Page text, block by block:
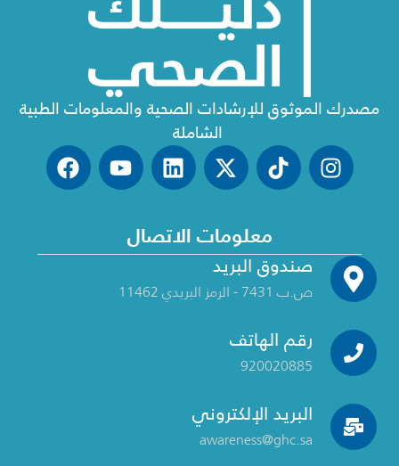
معلومات الاتصال
صندوق البريد
ص.ب 7431 - الرمز البريدي 11462
رقم الهاتف
920020885
البريد الإلكتروني
awareness@ghc.sa
مصدرك الموثوق للإرشادات الصحية والمعلومات الطبية